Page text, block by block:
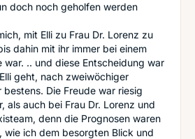
doch noch geholfen werden
mit Elli zu Frau Dr. Lorenz zu
dahin mit ihr immer bei einem
war. .. und diese Entscheidung war
geht, nach zweiwöchiger
Die Freude war riesig
als auch bei Frau Dr. Lorenz und
denn die Prognosen waren
wie ich dem besorgten Blick und